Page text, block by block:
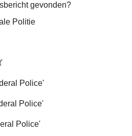
gevonden?
Politie
Police'
Police'
Police'